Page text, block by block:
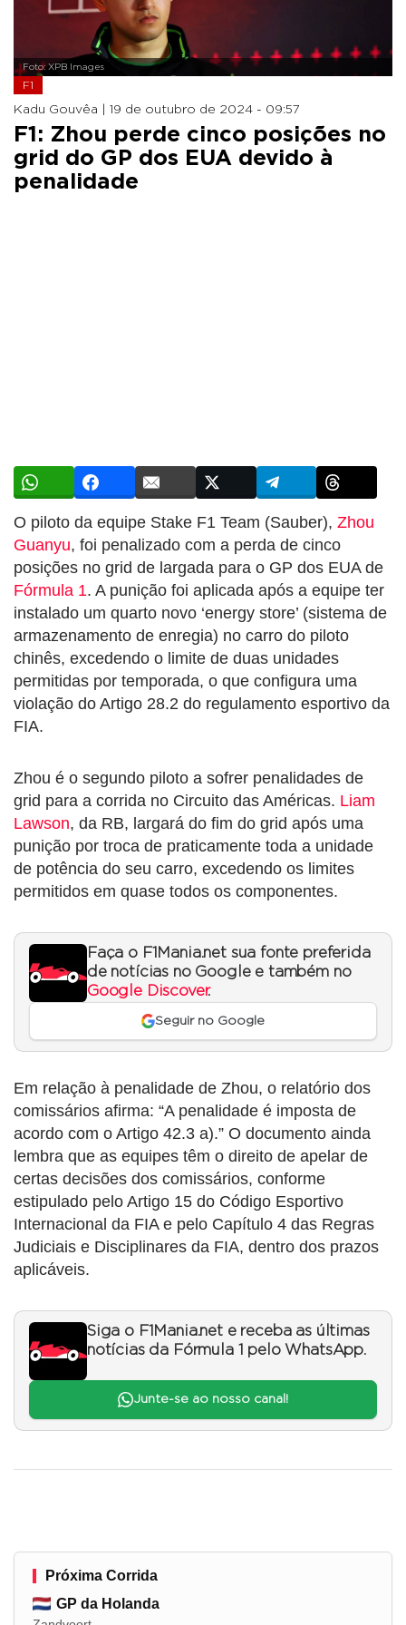
Foto: XPB Images
F1
Kadu Gouvêa | 19 de outubro de 2024 - 09:57
F1: Zhou perde cinco posições no
grid do GP dos EUA devido à
penalidade
O piloto da equipe Stake F1 Team (Sauber), Zhou
Guanyu, foi penalizado com a perda de cinco
posições no grid de largada para o GP dos EUA de
Fórmula 1. A punição foi aplicada após a equipe ter
instalado um quarto novo ‘energy store’ (sistema de
armazenamento de enregia) no carro do piloto
chinês, excedendo o limite de duas unidades
permitidas por temporada, o que configura uma
violação do Artigo 28.2 do regulamento esportivo da
FIA.
Zhou é o segundo piloto a sofrer penalidades de
grid para a corrida no Circuito das Américas. Liam
Lawson, da RB, largará do fim do grid após uma
punição por troca de praticamente toda a unidade
de potência do seu carro, excedendo os limites
permitidos em quase todos os componentes.
Faça o F1Mania.net sua fonte preferida
de notícias no Google e também no
Google Discover.
Seguir no Google
Em relação à penalidade de Zhou, o relatório dos
comissários afirma: “A penalidade é imposta de
acordo com o Artigo 42.3 a).” O documento ainda
lembra que as equipes têm o direito de apelar de
certas decisões dos comissários, conforme
estipulado pelo Artigo 15 do Código Esportivo
Internacional da FIA e pelo Capítulo 4 das Regras
Judiciais e Disciplinares da FIA, dentro dos prazos
aplicáveis.
Siga o F1Mania.net e receba as últimas
notícias da Fórmula 1 pelo WhatsApp.
Junte-se ao nosso canal!
Próxima Corrida
GP da Holanda